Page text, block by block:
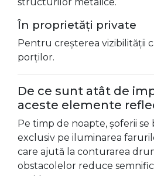
În proprietăți private
Pentru creșterea vizibilității
porților.
De ce sunt atât de
aceste elemente
Pe timp de noapte, șoferii se
exclusiv pe iluminarea
care ajută la conturarea
obstacolelor reduce